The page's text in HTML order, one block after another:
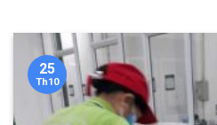
25
Th10